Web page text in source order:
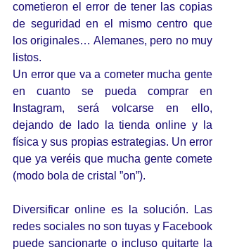
cometieron el error de tener las copias
de seguridad en el mismo centro que
los originales… Alemanes, pero no muy
listos.
Un error que va a cometer mucha gente
en cuanto se pueda comprar en
Instagram, será volcarse en ello,
dejando de lado la tienda online y la
física y sus propias estrategias. Un error
que ya veréis que mucha gente comete
(modo bola de cristal ”on”).
Diversificar online es la solución. Las
redes sociales no son tuyas y Facebook
puede sancionarte o incluso quitarte la